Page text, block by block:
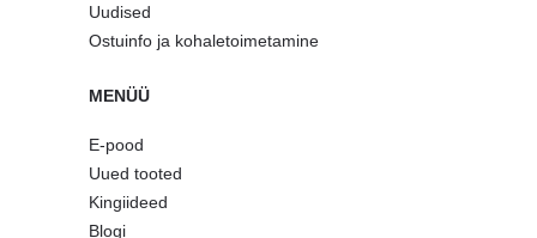
Uudised
Ostuinfo ja kohaletoimetamine
MENÜÜ
E-pood
Uued tooted
Kingiideed
Blogi